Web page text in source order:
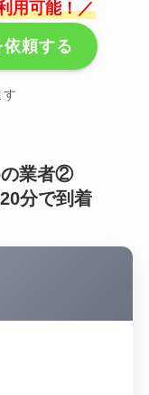
用可能！／
頼する
す
の業者②
分で到着